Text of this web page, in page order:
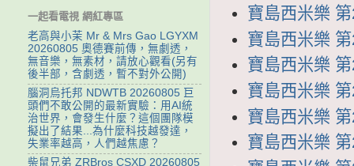
寶島西米樂
寶島西米樂
寶島西米樂
寶島西米樂
寶島西米樂
寶島西米樂
一起看電視 網紅專區
老高與小茉 Mr & Mrs Gao LGYXM
20260805 奧德賽前傳，無劇透，
無音樂，無素材，請放心觀看(另有
後半部，含劇透，暫不對外公開)
腦洞烏托邦 NDWTB 20260805 巨
頭們不敢公開的最新實驗：用AI統
治世界，會發生什麼？這個團隊模
擬出了結果...為什麼科技越發達，
失業率越高，人們越焦慮？
柴鼠兄弟 ZRBros CSXD 20260805